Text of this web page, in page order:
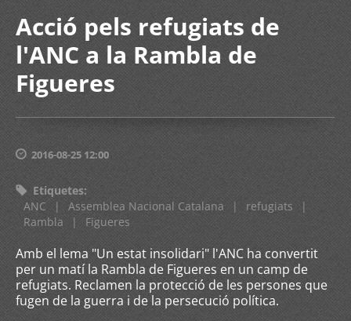
Acció pels refugiats de
l'ANC a la Rambla de
Figueres
2016-08-25 12:00
Etiquetes:
ANC
| Assemblea Nacional Catalana | refugiats
|
Rambla
| Figueres
Amb el lema "Un estat insolidari" l'ANC ha convertit
per un matí la Rambla de Figueres en un camp de
refugiats. Reclamen la protecció de les persones que
fugen de la guerra i de la persecució política.